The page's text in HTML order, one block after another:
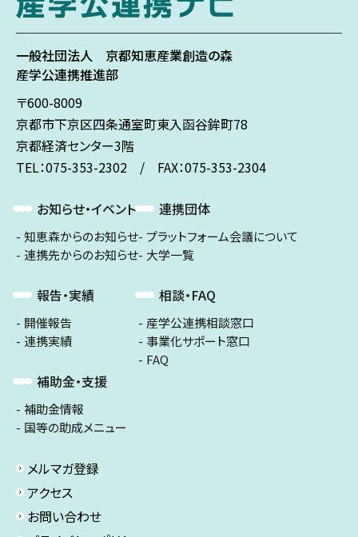
一般社団法人 京都知恵産業創造の森
産学公連携推進部
〒600-8009
京都市下京区四条通室町東入函谷鉾町78
京都経済センター3階
TEL：075-353-2302 / FAX：075-353-2304
お知らせ・イベント
知恵森からのお知らせ
連携先からのお知らせ
報告・実績
開催報告
連携実績
補助金・支援
補助金情報
国等の助成メニュー
連携団体
プラットフォーム会議について
大学一覧
相談・FAQ
産学公連携相談窓口
事業化サポート窓口
FAQ
メルマガ登録
アクセス
お問い合わせ